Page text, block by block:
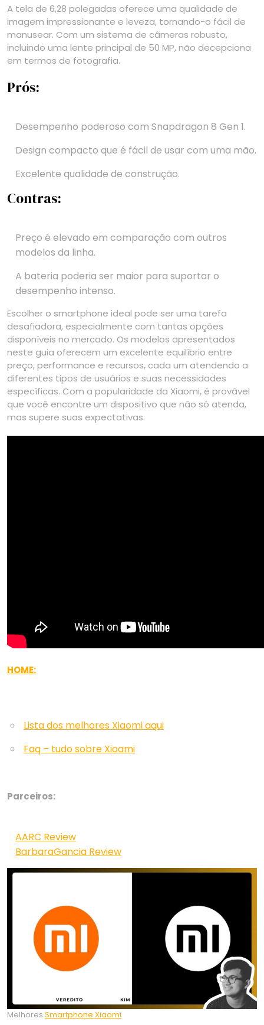
A tela de 6,28 polegadas oferece uma qualidade de
imagem impressionante e leveza, tornando-o fácil de
manusear. Com um sistema de câmeras robusto,
incluindo uma lente principal de 50 MP, não decepciona
em termos de fotografia.
Prós:
Desempenho poderoso com Snapdragon 8 Gen 1.
Design compacto que é fácil de usar com uma mão.
Excelente qualidade de construção.
Contras:
Preço é elevado em comparação com outros
modelos da linha.
A bateria poderia ser maior para suportar o
desempenho intenso.
Escolher o smartphone ideal pode ser uma tarefa
desafiadora, especialmente com tantas opções
disponíveis no mercado. Os modelos apresentados
neste guia oferecem um excelente equilíbrio entre
preço, performance e recursos, cada um atendendo a
diferentes tipos de usuários e suas necessidades
específicas. Com a popularidade da Xiaomi, é provável
que você encontre um dispositivo que não só atenda,
mas supere suas expectativas.
HOME:
Lista dos melhores Xiaomi aqui
Faq – tudo sobre Xioami
Parceiros:
AARC Review
BarbaraGancia Review
Melhores Smartphone Xiaomi